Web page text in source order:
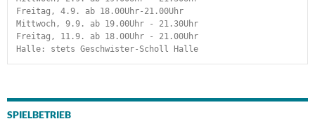
Freitag, 4.9. ab 18.00Uhr-21.00Uhr
Mittwoch, 9.9. ab 19.00Uhr - 21.30Uhr
Freitag, 11.9. ab 18.00Uhr - 21.00Uhr
Halle: stets Geschwister-Scholl Halle
SPIELBETRIEB